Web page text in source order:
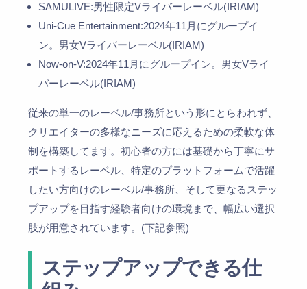
SAMULIVE:男性限定Vライバーレーベル(IRIAM)
Uni-Cue Entertainment:2024年11月にグループイ
ン。男女Vライバーレーベル(IRIAM)
Now-on-V:2024年11月にグループイン。男女Vライ
バーレーベル(IRIAM)
従来の単一のレーベル/事務所という形にとらわれず、
クリエイターの多様なニーズに応えるための柔軟な体
制を構築してます。初心者の方には基礎から丁寧にサ
ポートするレーベル、特定のプラットフォームで活躍
したい方向けのレーベル/事務所、そして更なるステッ
プアップを目指す経験者向けの環境まで、幅広い選択
肢が用意されています。(下記参照)
ステップアップできる仕